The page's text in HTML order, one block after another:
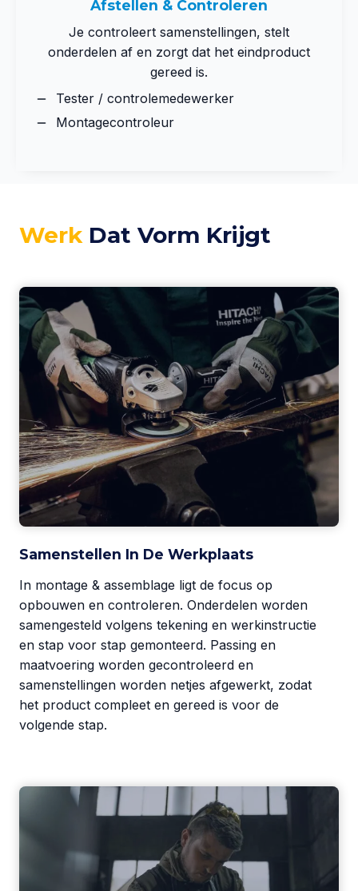
Afstellen & Controleren
Je controleert samenstellingen, stelt
onderdelen af en zorgt dat het eindproduct
gereed is.
Tester / controlemedewerker
Montagecontroleur
WerkDat Vorm Krijgt
Samenstellen In De Werkplaats
In montage & assemblage ligt de focus op
opbouwen en controleren. Onderdelen worden
samengesteld volgens tekening en werkinstructie
en stap voor stap gemonteerd. Passing en
maatvoering worden gecontroleerd en
samenstellingen worden netjes afgewerkt, zodat
het product compleet en gereed is voor de
volgende stap.